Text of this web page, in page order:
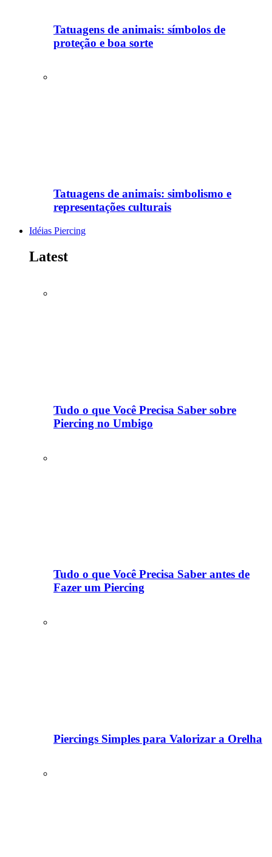
Tatuagens de animais: símbolos de
proteção e boa sorte
Tatuagens de animais: simbolismo e
representações culturais
Idéias Piercing
Latest
Tudo o que Você Precisa Saber sobre
Piercing no Umbigo
Tudo o que Você Precisa Saber antes de
Fazer um Piercing
Piercings Simples para Valorizar a Orelha